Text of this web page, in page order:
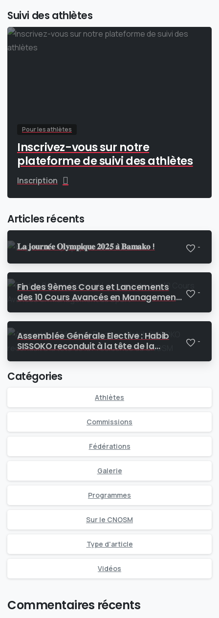
Suivi des athlètes
Pour les athlètes
Inscrivez-vous sur notre
plateforme de suivi des athlètes
Inscription
Articles récents
𝐋𝐚 𝐣𝐨𝐮𝐫𝐧𝐞́𝐞 𝐎𝐥𝐲𝐦𝐩𝐢𝐪𝐮𝐞 𝟐𝟎𝟐𝟓 𝐚̀ 𝐁𝐚𝐦𝐚𝐤𝐨 ! -
Fin des 9èmes Cours et Lancements
des 10 Cours Avancés en Management
-
Assemblée Générale Elective : Habib
SISSOKO reconduit à la tête de la
-
Catégories
Athlètes
Commissions
Fédérations
Galerie
Programmes
Sur le CNOSM
Type d'article
Vidéos
Commentaires récents